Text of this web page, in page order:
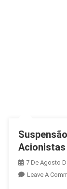
7 De Agosto
Leave A